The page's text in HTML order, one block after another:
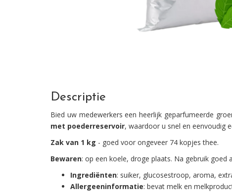
Descriptie
Bied uw medewerkers een heerlijk geparfumeerde
met poederreservoir, waardoor u snel en eenvoudig
Zak van 1 kg - goed voor ongeveer 74 kopjes thee.
Bewaren: op een koele, droge plaats. Na gebruik goed
Ingrediënten: suiker, glucosestroop, aroma,
Allergeeninformatie: bevat melk en